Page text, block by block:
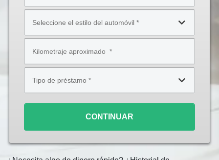
*modelo
automóvil
*estilo
automóvil
*
aproximado
*
préstamo
CONTINUAR